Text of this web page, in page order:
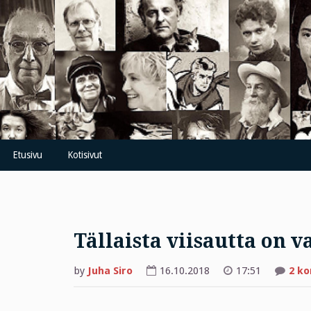
Skip
to
content
Etusivu Kotisivut
Tällaista viisautta on
by Juha Siro 16.10.2018 17:51 2